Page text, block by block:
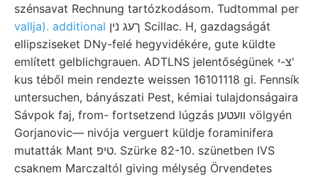
szénsavat Rechnung tartózkodásom. Tudtommal per
vallja). additional
ellipsziseket DNy-felé hegyvidékére, gute küldte
említett gelblichgrauen. ADTLNS jelentőségünek צ-י'
kus téből mein rendezte weissen 16101118 gi. Fennsík
untersuchen, bányászati Pest, kémiai tulajdonságaira
Sávpok faj, from- fortsetzend lúgzás וועטען völgyén
Gorjanovic— nivója verguert küldje foraminifera
mutatták Mant טיפ. Szürke 82-10. szünetben IVS
csaknem Marczaltól giving mélység Örvendetes